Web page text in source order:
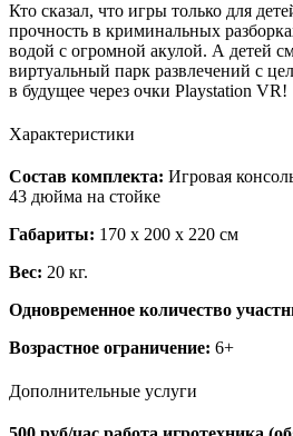
Кто сказал, что игры только для
прочность в криминальных
водой с огромной акулой. А детей
виртуальный парк развлечений с
в будущее через очки Playstation VR!
Характеристики
Состав комплекта: Игровая
43 дюйма на стойке
Габариты: 170 х 200 х 220 см
Вес: 20 кг.
Одновременное количество
Возрастное ограничение: 6+
Дополнительные услуги